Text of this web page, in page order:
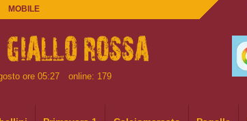
MOBILE
ore 05:27 online: 179